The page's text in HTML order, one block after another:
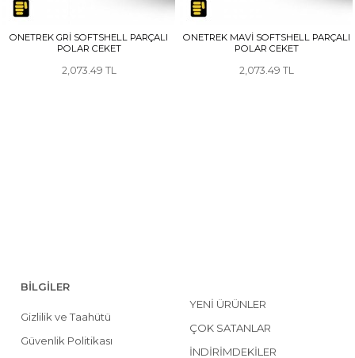
ONETREK GRİ SOFTSHELL PARÇALI
POLAR CEKET
2,073.49
ONETREK MAVİ SOFTSHELL PARÇALI
POLAR CEKET
2,073.49
BİLGİLER
Gizlilik ve Taahütü
Güvenlik Politikası
YENİ ÜRÜNLER
ÇOK SATANLAR
İNDİRİMDEKİLER